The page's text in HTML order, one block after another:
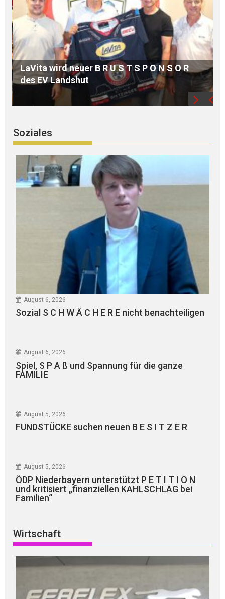
MdB Oßner: E L E K T R I F I Z I E R U N G der
Bahnstrecke MÜHLDORF-LANDSHUT stärkt
die Region
Soziales
August 6, 2026
Sozial S C H W Ä C H E R E nicht benachteiligen
August 6, 2026
Spiel, S P A ß und Spannung für die ganze
FAMILIE
August 5, 2026
FUNDSTÜCKE suchen neuen B E S I T Z E R
August 5, 2026
ÖDP Niederbayern unterstützt P E T I T I O N
und kritisiert „finanziellen KAHLSCHLAG bei
Familien“
Wirtschaft